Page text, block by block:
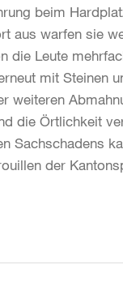
beim
aus warfen sie
die Leute
mit Steinen
weiteren
die Örtlichkeit
Sachschadens
der